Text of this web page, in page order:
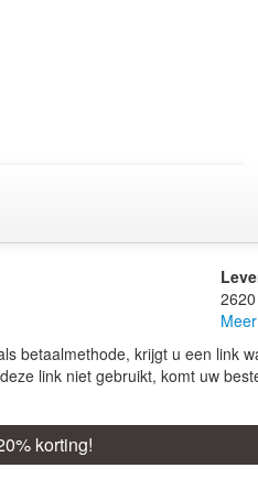
Meer
betaalmethode, krijgt u een link
link niet gebruikt, komt uw
% korting!